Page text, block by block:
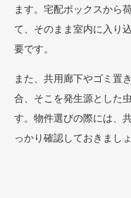
ます。宅配ボックスから
て、そのまま室内に入り
要です。
また、共用廊下やゴミ置
合、そこを発生源とした
す。物件選びの際には、
っかり確認しておきましょ